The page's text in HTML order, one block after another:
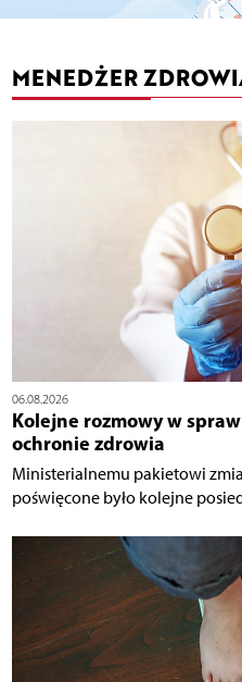
MENEDŻER
06.08.2026
Kolejne rozmowy w
ochronie zdrowia
Ministerialnemu pakietowi
poświęcone było kolejne